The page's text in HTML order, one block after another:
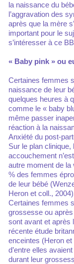
la naissance du
l’aggravation des
après que la mère
important pour le
s’intéresser à ce
« Baby pink » ou
Certaines femmes
naissance de leur
quelques heures à
comme le « baby
même passer
réaction à la
Anxiété du post-
Sur le plan clinique,
accouchement
autre moment de la
% des femmes
de leur bébé
Heron et coll.,
Certaines femmes
grossesse ou après
sont avant et après
récente étude
enceintes (Heron
d’entre elles
durant leur